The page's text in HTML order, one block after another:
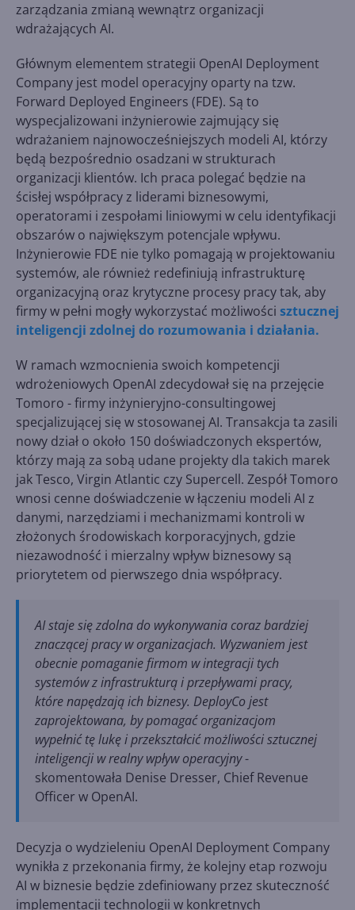
zarządzania zmianą wewnątrz organizacji
wdrażających AI.
Głównym elementem strategii OpenAI Deployment
Company jest model operacyjny oparty na tzw.
Forward Deployed Engineers (FDE). Są to
wyspecjalizowani inżynierowie zajmujący się
wdrażaniem najnowocześniejszych modeli AI, którzy
będą bezpośrednio osadzani w strukturach
organizacji klientów. Ich praca polegać będzie na
ścisłej współpracy z liderami biznesowymi,
operatorami i zespołami liniowymi w celu identyfikacji
obszarów o największym potencjale wpływu.
Inżynierowie FDE nie tylko pomagają w projektowaniu
systemów, ale również redefiniują infrastrukturę
organizacyjną oraz krytyczne procesy pracy tak, aby
firmy w pełni mogły wykorzystać możliwości sztucznej
inteligencji zdolnej do rozumowania i działania.
W ramach wzmocnienia swoich kompetencji
wdrożeniowych OpenAI zdecydował się na przejęcie
Tomoro - firmy inżynieryjno-consultingowej
specjalizującej się w stosowanej AI. Transakcja ta zasili
nowy dział o około 150 doświadczonych ekspertów,
którzy mają za sobą udane projekty dla takich marek
jak Tesco, Virgin Atlantic czy Supercell. Zespół Tomoro
wnosi cenne doświadczenie w łączeniu modeli AI z
danymi, narzędziami i mechanizmami kontroli w
złożonych środowiskach korporacyjnych, gdzie
niezawodność i mierzalny wpływ biznesowy są
priorytetem od pierwszego dnia współpracy.
AI staje się zdolna do wykonywania coraz bardziej
znaczącej pracy w organizacjach. Wyzwaniem jest
obecnie pomaganie firmom w integracji tych
systemów z infrastrukturą i przepływami pracy,
które napędzają ich biznesy. DeployCo jest
zaprojektowana, by pomagać organizacjom
wypełnić tę lukę i przekształcić możliwości sztucznej
inteligencji w realny wpływ operacyjny-
skomentowała Denise Dresser, Chief Revenue
Officer w OpenAI.
Decyzja o wydzieleniu OpenAI Deployment Company
wynikła z przekonania firmy, że kolejny etap rozwoju
AI w biznesie będzie zdefiniowany przez skuteczność
implementacji technologii w konkretnych